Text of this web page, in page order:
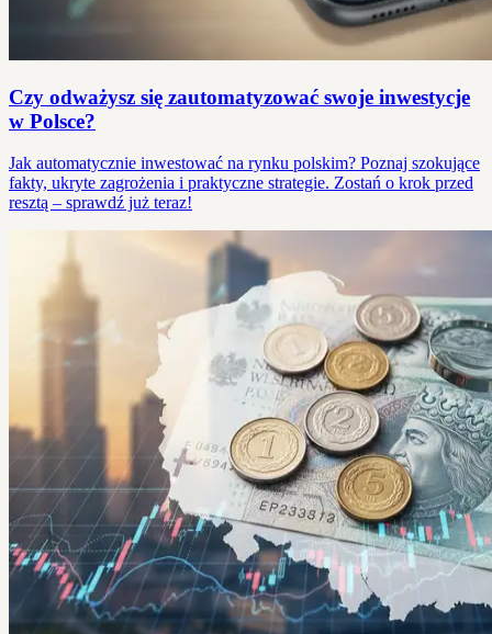
Czy odważysz się zautomatyzować swoje inwestycje
w Polsce?
Jak automatycznie inwestować na rynku polskim? Poznaj szokujące
fakty, ukryte zagrożenia i praktyczne strategie. Zostań o krok przed
resztą – sprawdź już teraz!